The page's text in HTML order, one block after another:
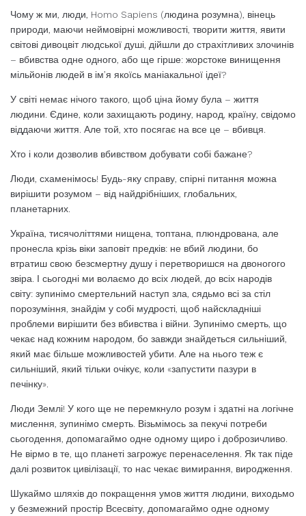
Чому ж ми, люди, Homo Sapiens (людина розумна), вінець
природи, маючи неймовірні можливості, творити життя, явити
світові дивоцвіт людської душі, дійшли до страхітливих злочинів
– вбивства одне одного, або ще гірше: жорстоке винищення
мільйонів людей в ім’я якоїсь маніакальної ідеї?
У світі немає нічого такого, щоб ціна йому була – життя
людини. Єдине, коли захищають родину, народ, країну, свідомо
віддаючи життя. Але той, хто посягає на все це – вбивця.
Хто і коли дозволив вбивством добувати собі бажане?
Люди, схаменімось! Будь-яку справу, спірні питання можна
вирішити розумом – від найдрібніших, глобальних,
планетарних.
Україна, тисячоліттями нищена, топтана, плюндрована, але
пронесла крізь віки заповіт предків: не вбий людини, бо
втратиш свою безсмертну душу і перетворишся на двоногого
звіра. І сьогодні ми волаємо до всіх людей, до всіх народів
світу: зупинімо смертельний наступ зла, сядьмо всі за стіл
порозуміння, знайдім у собі мудрості, щоб найскладніші
проблеми вирішити без вбивства і війни. Зупинімо смерть, що
чекає над кожним народом, бо завжди знайдеться сильніший,
який має більше можливостей убити. Але на нього теж є
сильніший, який тільки очікує, коли «запустити пазури в
печінку».
Люди Землі! У кого ще не перемкнуло розум і здатні на логічне
мислення, зупинімо смерть. Візьмімось за пекучі потреби
сьогодення, допомагаймо одне одному щиро і доброзичливо.
Не вірмо в те, що планеті загрожує перенаселення. Як так піде
далі розвиток цивілізації, то нас чекає вимирання, виродження.
Шукаймо шляхів до покращення умов життя людини, виходьмо
у безмежний простір Всесвіту, допомагаймо одне одному